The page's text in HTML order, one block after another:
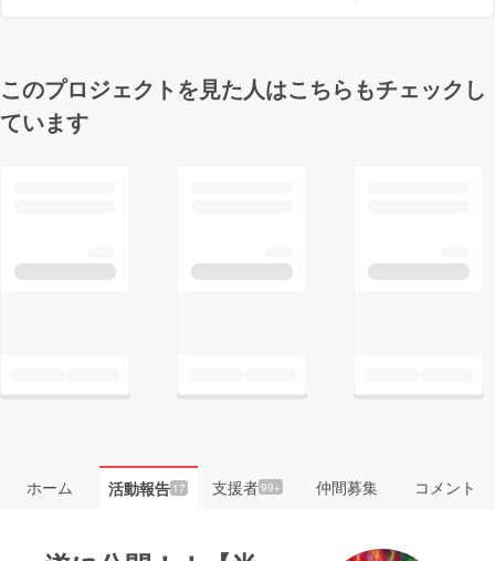
このプロジェクトを見た人はこちらもチェックし
ています
ホーム 活動報告17 支援者99+ 仲間募集 コメント